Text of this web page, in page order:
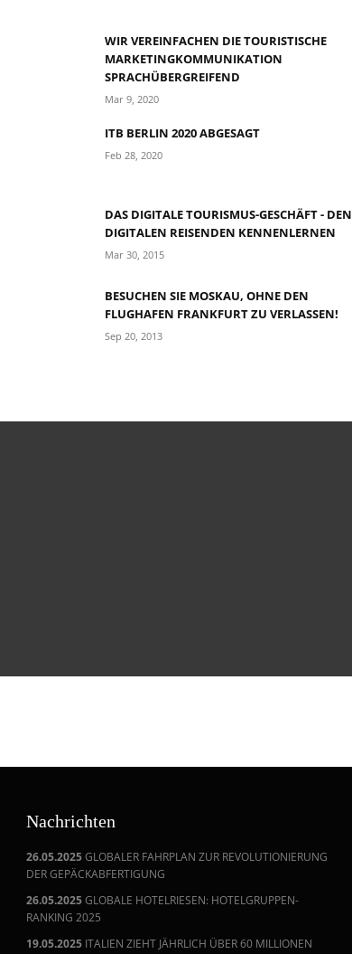
WIR VEREINFACHEN DIE TOURISTISCHE
MARKETINGKOMMUNIKATION
SPRACHÜBERGREIFEND
Mar 9, 2020
ITB BERLIN 2020 ABGESAGT
Feb 28, 2020
DAS DIGITALE TOURISMUS-GESCHÄFT - DEN
DIGITALEN REISENDEN KENNENLERNEN
Mar 30, 2015
BESUCHEN SIE MOSKAU, OHNE DEN
FLUGHAFEN FRANKFURT ZU VERLASSEN!
Sep 20, 2013
Nachrichten
26.05.2025GLOBALER FAHRPLAN ZUR REVOLUTIONIERUNG
DER GEPÄCKABFERTIGUNG
26.05.2025GLOBALE HOTELRIESEN: HOTELGRUPPEN-
RANKING 2025
19.05.2025ITALIEN ZIEHT JÄHRLICH ÜBER 60 MILLIONEN